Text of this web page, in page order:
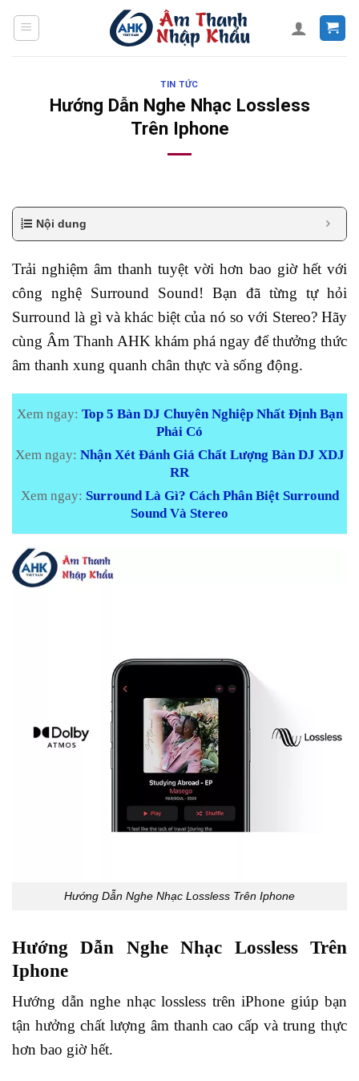
TIN TỨC
Hướng Dẫn Nghe Nhạc Lossless
Trên Iphone
Nội dung
Trải nghiệm âm thanh tuyệt vời hơn bao giờ hết với
công nghệ Surround Sound! Bạn đã từng tự hỏi
Surround là gì và khác biệt của nó so với Stereo? Hãy
cùng Âm Thanh AHK khám phá ngay để thưởng thức
âm thanh xung quanh chân thực và sống động.
Xem ngay: Top 5 Bàn DJ Chuyên Nghiệp Nhất Định Bạn
Phải Có
Xem ngay: Nhận Xét Đánh Giá Chất Lượng Bàn DJ XDJ
RR
Xem ngay: Surround Là Gì? Cách Phân Biệt Surround
Sound Và Stereo
Hướng Dẫn Nghe Nhạc Lossless Trên Iphone
Hướng Dẫn Nghe Nhạc Lossless Trên
Iphone
Hướng dẫn nghe nhạc lossless trên iPhone giúp bạn
tận hưởng chất lượng âm thanh cao cấp và trung thực
hơn bao giờ hết.